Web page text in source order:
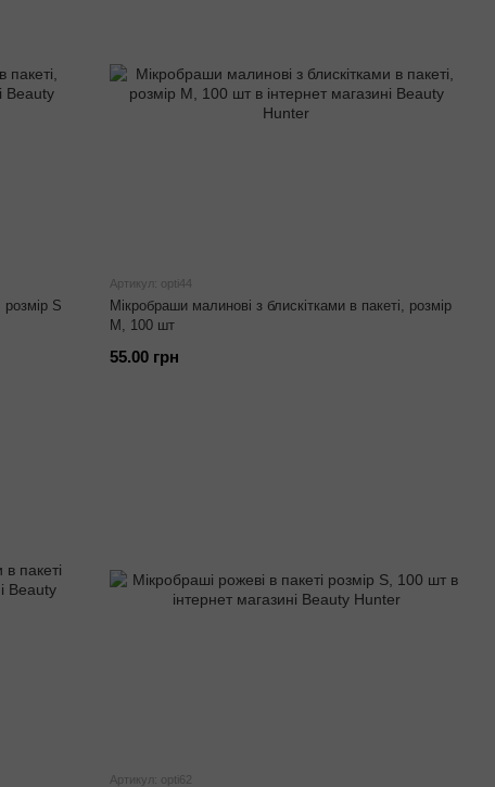
розмір S
Артикул: opti44
Мікробраши малинові з блискітками в пакеті, розмір
M, 100 шт
55.00 грн
Артикул: opti62